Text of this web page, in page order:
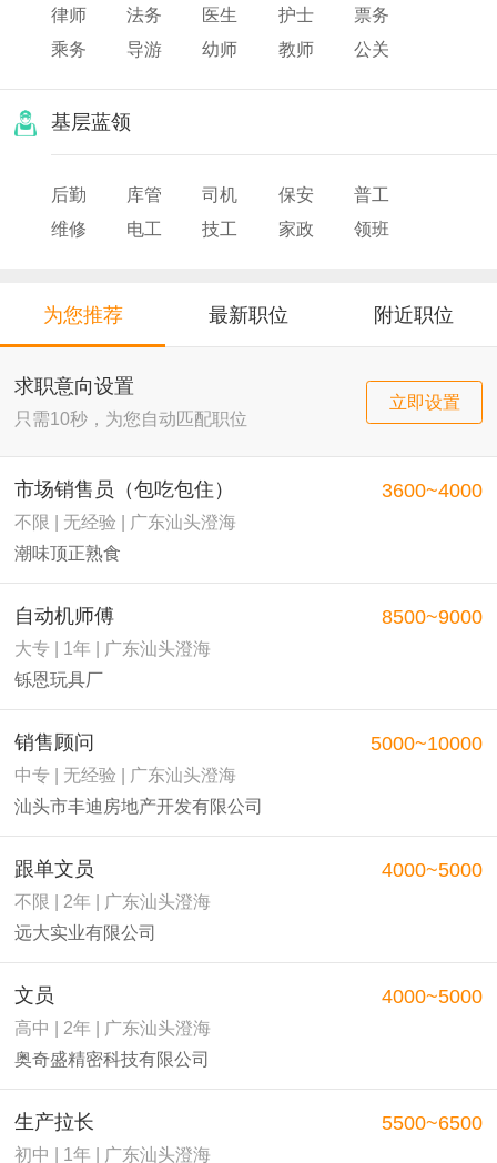
律师 法务 医生 护士
票务
乘务
导游 幼师 教师
公关
基层蓝领
后勤 库管 司机 保安
普工
维修
电工 技工 家政
领班
为您推荐 最新职位 附近职位
求职意向设置
只需10秒，为您自动匹配职位
立即设置
市场销售员（包吃包住）
不限 | 无经验 | 广东汕头澄海
潮味顶正熟食
3600~4000
自动机师傅
大专 | 1年 | 广东汕头澄海
铄恩玩具厂
8500~9000
销售顾问
中专 | 无经验 | 广东汕头澄海
汕头市丰迪房地产开发有限公司
5000~10000
跟单文员
不限 | 2年 | 广东汕头澄海
远大实业有限公司
4000~5000
文员
高中 | 2年 | 广东汕头澄海
奥奇盛精密科技有限公司
4000~5000
生产拉长
初中 | 1年 | 广东汕头澄海
5500~6500